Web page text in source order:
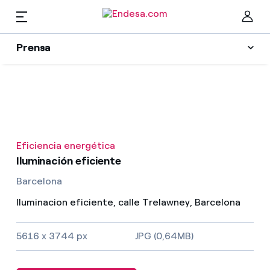
Prensa
Prensa
Encuentra la tarifa que más te conviene
Compara nuestras tarifas de empresa y ahorra
Por cada kWh que ahorres, te descontamos otro
Recursos
La cara e
ES
Eficiencia energética
Iluminación eficiente
Barcelona
Iluminacion eficiente, calle Trelawney, Barcelona
5616 x 3744 px JPG (0,64MB)